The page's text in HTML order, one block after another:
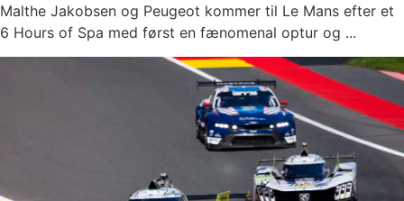
Malthe Jakobsen og Peugeot kommer til Le Mans efter et
6 Hours of Spa med først en fænomenal optur og ...